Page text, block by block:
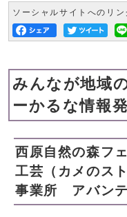
ソーシャルサイトへのリ
みんなが地域
ーかるな情報
西原自然の森フ
工芸（カメのス
事業所 アバン